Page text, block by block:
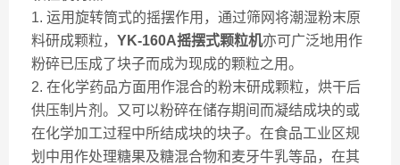
1. 运用旋转筒式的摇摆作用，通过筛网将潮湿粉末原
料研成颗粒， YK-160A摇摆式颗粒机亦可广泛地用作
粉碎已压成了块子而成为现成的颗粒之用。
2. 在化学药品方面用作混合的粉末研成颗粒，烘干后
供压制片剂。又可以粉碎在储存期间而凝结成块的或
在化学加工过程中所结成块的块子。在食品工业区规
划中用作处理糖果及糖混合物和麦牙牛乳等品，在其